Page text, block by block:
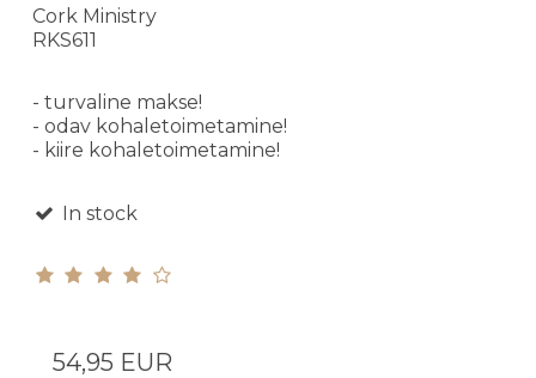
Cork Ministry
RKS611
- turvaline makse!
- odav kohaletoimetamine!
- kiire kohaletoimetamine!
In stock
54,95 EUR